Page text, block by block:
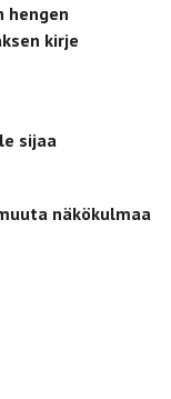
hengen
kirje
sijaa
näkökulmaa